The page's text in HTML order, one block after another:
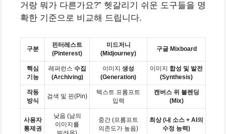
거랑 뭐가 다른가요?” 헷갈리기 쉬운 도구들을 명
확한 기준으로 비교해 드립니다.
구분
핀터레스트
(Pinterest)
미드저니
(Midjourney)
구글 Mixboard
핵심
기능
레퍼런스 수집
(Archiving)
이미지 생성
(Generation)
이미지 합성 및 발전
(Synthesis)
작동
방식
검색 및 핀(Pin)
텍스트 프롬프트
입력
캔버스 위 블렌딩
(Mix)
사용자
통제권
낮음 (남의
이미지를
중간 (프롬프트
의존도가 높음)
최상 (내 소스 + AI의
수정 능력)